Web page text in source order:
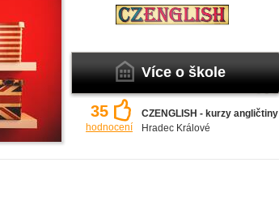
Více o škole
35
hodnocení
CZENGLISH - kurzy angličtiny
Hradec Králové